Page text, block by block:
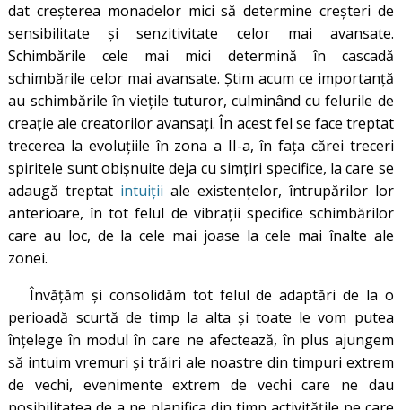
dat creșterea monadelor mici să determine creșteri de
sensibilitate și senzitivitate celor mai avansate.
Schimbările cele mai mici determină în cascadă
schimbările celor mai avansate. Știm acum ce importanță
au schimbările în viețile tuturor, culminând cu felurile de
creație ale creatorilor avansați. În acest fel se face treptat
trecerea la evoluțiile în zona a II-a, în fața cărei treceri
spiritele sunt obișnuite deja cu simțiri specifice, la care se
adaugă treptat intuiții ale existențelor, întrupărilor lor
anterioare, în tot felul de vibrații specifice schimbărilor
care au loc, de la cele mai joase la cele mai înalte ale
zonei.
Învățăm și consolidăm tot felul de adaptări de la o
perioadă scurtă de timp la alta și toate le vom putea
înțelege în modul în care ne afectează, în plus ajungem
să intuim vremuri și trăiri ale noastre din timpuri extrem
de vechi, evenimente extrem de vechi care ne dau